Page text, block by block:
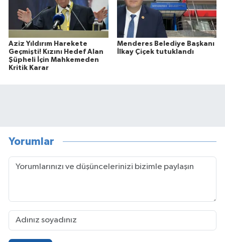
Aziz Yıldırım Harekete
Geçmişti! Kızını Hedef Alan
Şüpheli İçin Mahkemeden
Kritik Karar
Menderes Belediye Başkanı
İlkay Çiçek tutuklandı
Yorumlar